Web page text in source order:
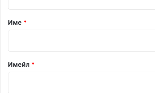
р
*
Име *
Имейл *